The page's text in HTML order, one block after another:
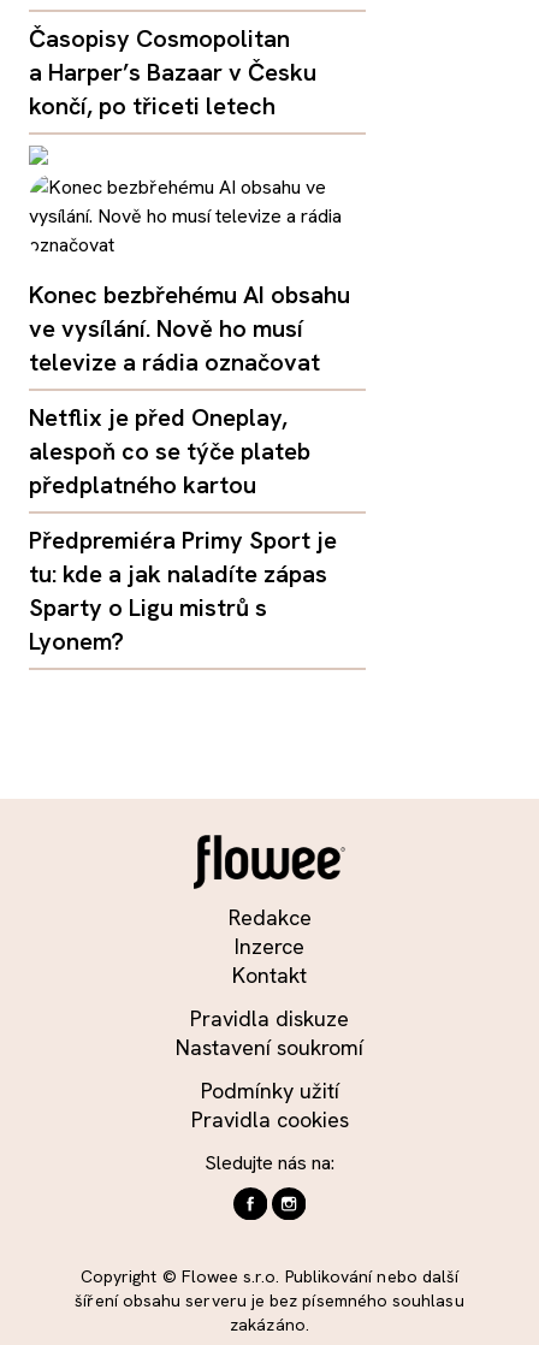
Časopisy Cosmopolitan
a Harper’s Bazaar v Česku
končí, po třiceti letech
Konec bezbřehému AI obsahu
ve vysílání. Nově ho musí
televize a rádia označovat
Netflix je před Oneplay,
alespoň co se týče plateb
předplatného kartou
Předpremiéra Primy Sport je
tu: kde a jak naladíte zápas
Sparty o Ligu mistrů s
Lyonem?
Redakce
Inzerce
Kontakt
Pravidla diskuze
Nastavení soukromí
Podmínky užití
Pravidla cookies
Sledujte nás na:
Copyright © Flowee s.r.o. Publikování nebo další
šíření obsahu serveru je bez písemného souhlasu
zakázáno.